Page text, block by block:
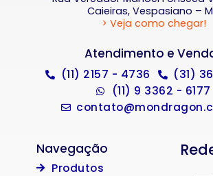
Caieiras, Vespasiano –
> Veja como chegar!
Atendimento e
(11) 2157 - 4736
(31)
(11) 9 3362 - 6177
Navegação
Produtos